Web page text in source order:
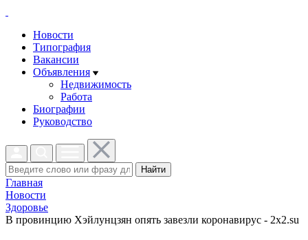
Новости
Типография
Вакансии
Объявления
Недвижимость
Работа
Биографии
Руководство
Найти
Главная
Новости
Здоровье
В провинцию Хэйлунцзян опять завезли коронавирус - 2x2.su